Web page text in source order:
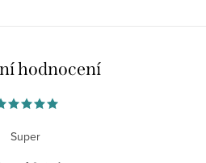
hodnocení
Super